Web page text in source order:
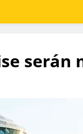
serán